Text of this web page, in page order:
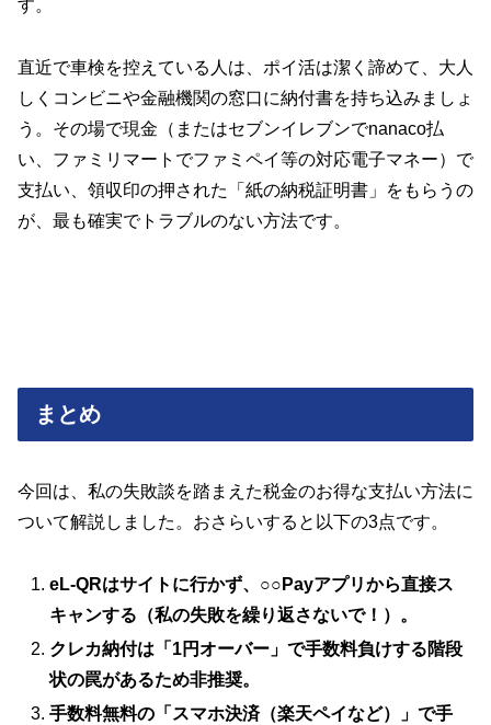
す。
直近で車検を控えている人は、ポイ活は潔く諦めて、大人
しくコンビニや金融機関の窓口に納付書を持ち込みましょ
う。その場で現金（またはセブンイレブンでnanaco払
い、ファミリマートでファミペイ等の対応電子マネー）で
支払い、領収印の押された「紙の納税証明書」をもらうの
が、最も確実でトラブルのない方法です。
まとめ
今回は、私の失敗談を踏まえた税金のお得な支払い方法に
ついて解説しました。おさらいすると以下の3点です。
eL-QRはサイトに行かず、○○Payアプリから直接ス
キャンする（私の失敗を繰り返さないで！）。
クレカ納付は「1円オーバー」で手数料負けする階段
状の罠があるため非推奨。
手数料無料の「スマホ決済（楽天ペイなど）」で手